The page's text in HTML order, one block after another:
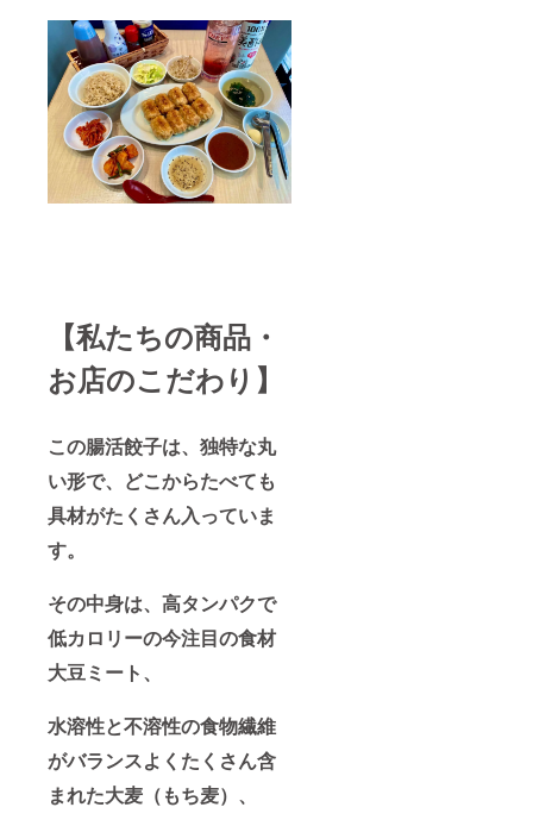
【私たちの商品・
お店のこだわり】
この腸活餃子は、独特な丸
い形で、どこからたべても
具材がたくさん入っていま
す。
その中身は、高タンパクで
低カロリーの今注目の食材
大豆ミート、
水溶性と不溶性の食物繊維
がバランスよくたくさん含
まれた大麦（もち麦）、